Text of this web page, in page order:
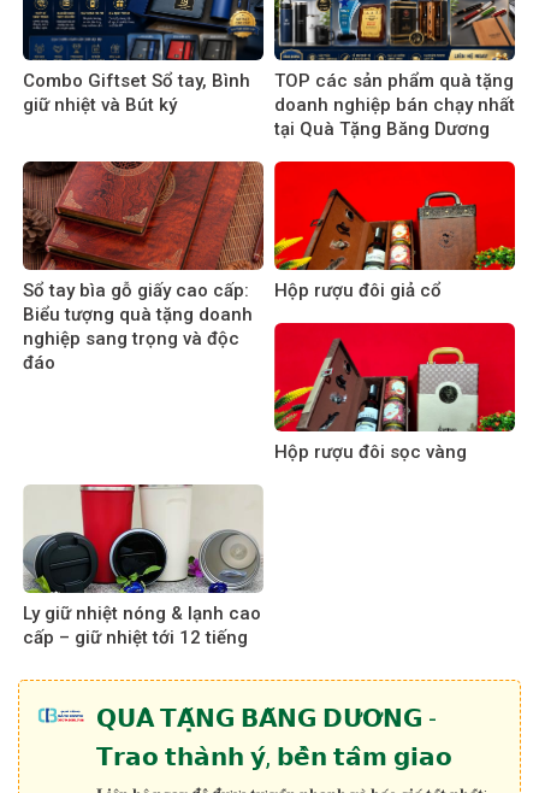
Combo Giftset Sổ tay, Bình
giữ nhiệt và Bút ký
TOP các sản phẩm quà tặng
doanh nghiệp bán chạy nhất
tại Quà Tặng Băng Dương
Sổ tay bìa gỗ giấy cao cấp:
Biểu tượng quà tặng doanh
nghiệp sang trọng và độc
đáo
Hộp rượu đôi giả cổ
Hộp rượu đôi sọc vàng
Ly giữ nhiệt nóng & lạnh cao
cấp – giữ nhiệt tới 12 tiếng
𝗤𝗨𝗔̀ 𝗧𝗔̣̆𝗡𝗚 𝗕𝗔̆𝗡𝗚 𝗗𝗨̛𝗢̛𝗡𝗚 -
𝗧𝗿𝗮𝗼 𝘁𝗵𝗮̀𝗻𝗵 𝘆́, 𝗯𝗲̂̀𝗻 𝘁𝗮̂𝗺 𝗴𝗶𝗮𝗼